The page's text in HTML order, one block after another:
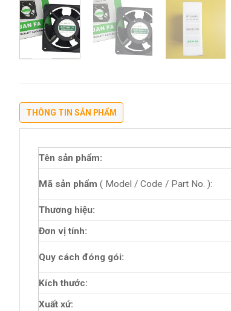
THÔNG TIN SẢN PHẨM
Tên sản phẩm:
Mã sản phẩm ( Model / Code / Part No. ):
Thương hiệu:
Đơn vị tính:
Quy cách đóng gói:
Kích thước:
Xuất xứ: